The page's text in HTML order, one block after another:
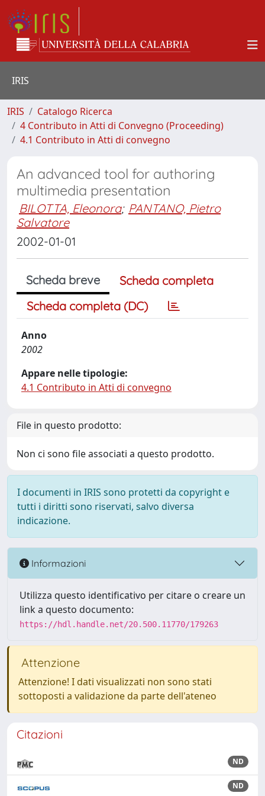
IRIS
IRIS
Catalogo Ricerca
4 Contributo in Atti di Convegno (Proceeding)
4.1 Contributo in Atti di convegno
An advanced tool for authoring
multimedia presentation
BILOTTA, Eleonora; PANTANO, Pietro
Salvatore
2002-01-01
Scheda breve
Scheda completa
Scheda completa (DC)
Anno
2002
Appare nelle tipologie:
4.1 Contributo in Atti di convegno
File in questo prodotto:
Non ci sono file associati a questo prodotto.
I documenti in IRIS sono protetti da copyright e
tutti i diritti sono riservati, salvo diversa
indicazione.
Informazioni
Utilizza questo identificativo per citare o creare un
link a questo documento:
https://hdl.handle.net/20.500.11770/179263
Attenzione
Attenzione! I dati visualizzati non sono stati
sottoposti a validazione da parte dell'ateneo
Citazioni
ND
ND